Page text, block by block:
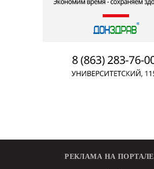
РЕКЛАМА НА ПОРТАЛЕ